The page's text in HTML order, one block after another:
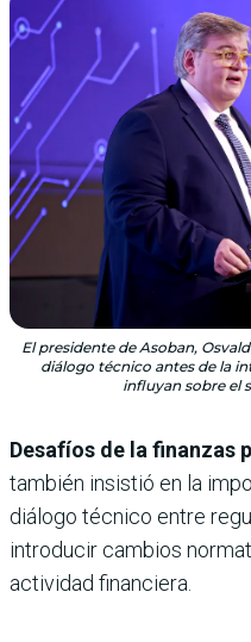
El presidente de Asoban,
diálogo técnico antes de la
influyan sobre el
Desafíos de la finanzas
también insistió en la
diálogo técnico entre
introducir cambios
actividad financiera.